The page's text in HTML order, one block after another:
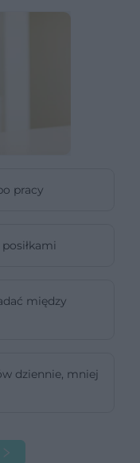
pracy
między
dziennie, mniej